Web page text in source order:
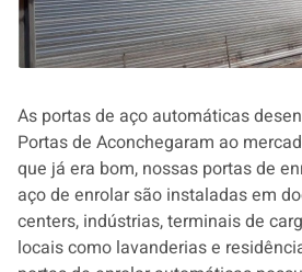
As portas de aço automáticas
Portas de Aconchegaram ao
que já era bom, nossas portas de
aço de enrolar são instaladas em
centers, indústrias, terminais de
locais como lavanderias e